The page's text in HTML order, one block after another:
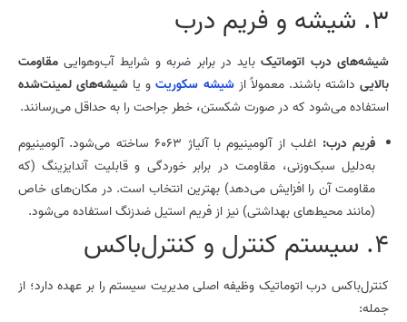
3. شیشه و فریم درب
شیشه‌های درب اتوماتیکباید در برابر ضربه و شرایط آب‌وهوایی مقاومت
بالاییداشته باشند. معمولاً ازشیشه سکوریتو یا شیشه‌های لمینت‌شده
استفاده می‌شود که در صورت شکستن، خطر جراحت را به حداقل می‌رسانند.
فریم درب:
اغلب از آلومینیوم با آلیاژ 6063 ساخته می‌شود. آلومینیوم
به‌دلیل سبک‌وزنی، مقاومت در برابر خوردگی و قابلیت آندایزینگ (که
مقاومت آن را افزایش می‌دهد) بهترین انتخاب است. در مکان‌های خاص
(مانند محیط‌های بهداشتی) نیز از فریم استیل ضدزنگ استفاده می‌شود.
4. سیستم کنترل و کنترل‌باکس
کنترل‌باکس درب اتوماتیک وظیفه اصلی مدیریت سیستم را بر عهده دارد؛ از
جمله: